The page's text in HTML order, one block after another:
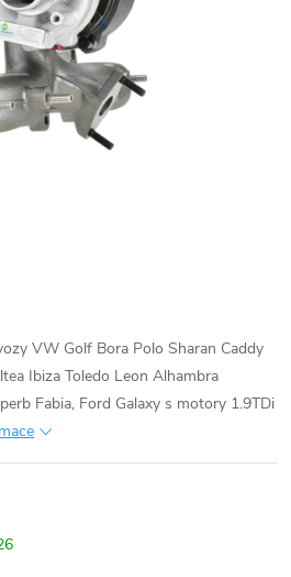
VW Golf Bora Polo Sharan Caddy
Ibiza Toledo Leon Alhambra
Fabia, Ford Galaxy s motory 1.9TDi